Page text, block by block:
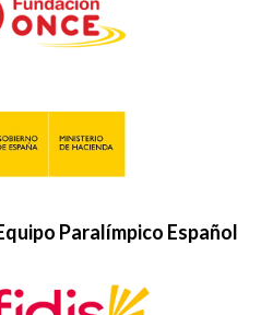
Paralímpico Español